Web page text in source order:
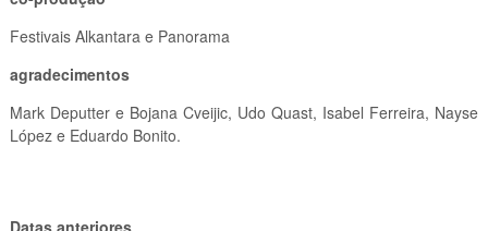
Festivais Alkantara e Panorama
agradecimentos
Mark Deputter e Bojana Cveijic, Udo Quast, Isabel Ferreira, Nayse
López e Eduardo Bonito.
Datas anteriores